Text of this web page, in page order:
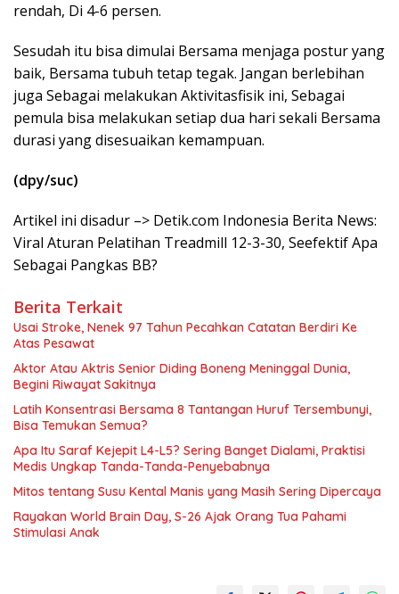
rendah, Di 4-6 persen.
Sesudah itu bisa dimulai Bersama menjaga postur yang
baik, Bersama tubuh tetap tegak. Jangan berlebihan
juga Sebagai melakukan Aktivitasfisik ini, Sebagai
pemula bisa melakukan setiap dua hari sekali Bersama
durasi yang disesuaikan kemampuan.
(dpy/suc)
Artikel ini disadur –> Detik.com Indonesia Berita News:
Viral Aturan Pelatihan Treadmill 12-3-30, Seefektif Apa
Sebagai Pangkas BB?
Berita Terkait
Usai Stroke, Nenek 97 Tahun Pecahkan Catatan Berdiri Ke
Atas Pesawat
Aktor Atau Aktris Senior Diding Boneng Meninggal Dunia,
Begini Riwayat Sakitnya
Latih Konsentrasi Bersama 8 Tantangan Huruf Tersembunyi,
Bisa Temukan Semua?
Apa Itu Saraf Kejepit L4-L5? Sering Banget Dialami, Praktisi
Medis Ungkap Tanda-Tanda-Penyebabnya
Mitos tentang Susu Kental Manis yang Masih Sering Dipercaya
Rayakan World Brain Day, S-26 Ajak Orang Tua Pahami
Stimulasi Anak